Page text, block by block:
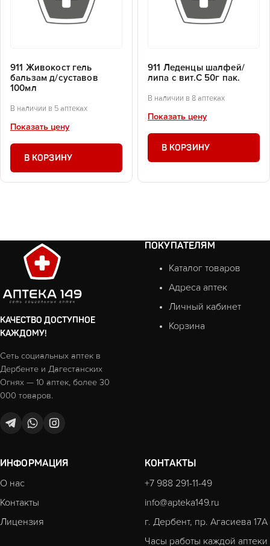
911 Живокост гель
бальзам д/суставов
100мл
В наличии в 5 аптеках
Показать цену
В КОРЗИНУ
911 Леденцы шалфей/
липа с вит.С 50г пак.
В наличии в 8 аптеках
Показать цену
В КОРЗИНУ
КАЧЕСТВО ДОСТУПНОЕ
КАЖДОМУ!
Сеть социальных аптек в
Дербенте и Дагестанских
Огнях — 10 аптек, более 30
000 товаров.
ПОКУПАТЕЛЯМ
Каталог товаров
Адреса аптек
Личный кабинет
Корзина
ИНФОРМАЦИЯ
О нас
Контакты
Лицензия
КОНТАКТЫ
+7 988 291-11-49
info@apteka149.ru
г. Дербент, пр. Агасиева 17А
Часы работы каждой аптеки